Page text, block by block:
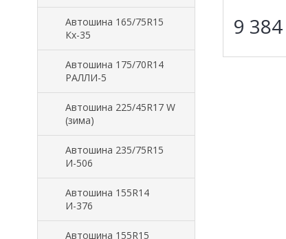
Автошина 165/75R15
Кх-35
Автошина 175/70R14
РАЛЛИ-5
Автошина 225/45R17 W
(зима)
Автошина 235/75R15
И-506
Автошина 155R14
И-376
Автошина 155R15
9 384